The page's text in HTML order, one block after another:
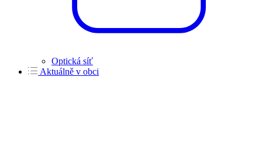
Optická síť
Aktuálně v obci